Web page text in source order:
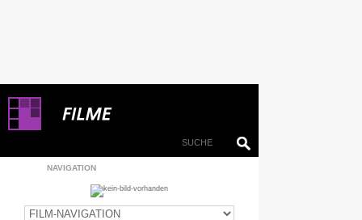
NAVIGATION